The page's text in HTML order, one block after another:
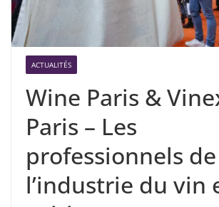
ACTUALITÉS
Wine Paris &
Paris – Les
professionnels de
l’industrie du vin